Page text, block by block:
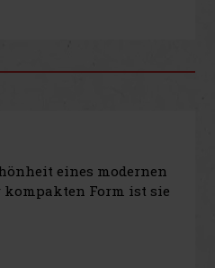
eines modernen
Form ist sie